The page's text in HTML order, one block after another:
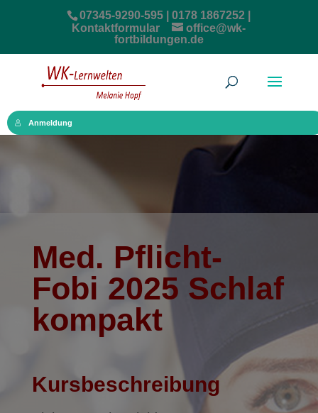
07345-9290-595 | 0178 1867252 |
Kontaktformular
office@wk-
fortbildungen.de
Anmeldung
Med. Pflicht-
Fobi 2025 Schlaf
kompakt
Kursbeschreibung